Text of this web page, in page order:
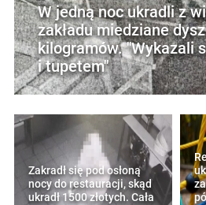
W jedną noc ukradli z
zakładu miedziane
kilogramów. "Wykazali
i tupetem"
Zakradł się pod osłoną
nocy do restauracji, skąd
ukradł 1500 złotych. Cała